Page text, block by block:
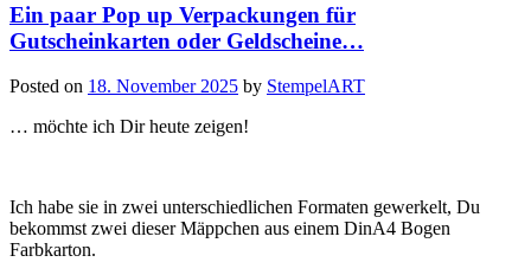
Ein paar Pop up Verpackungen für
Gutscheinkarten oder Geldscheine…
Posted on 18. November 2025 by StempelART
… möchte ich Dir heute zeigen!
Ich habe sie in zwei unterschiedlichen Formaten gewerkelt, Du
bekommst zwei dieser Mäppchen aus einem DinA4 Bogen
Farbkarton.